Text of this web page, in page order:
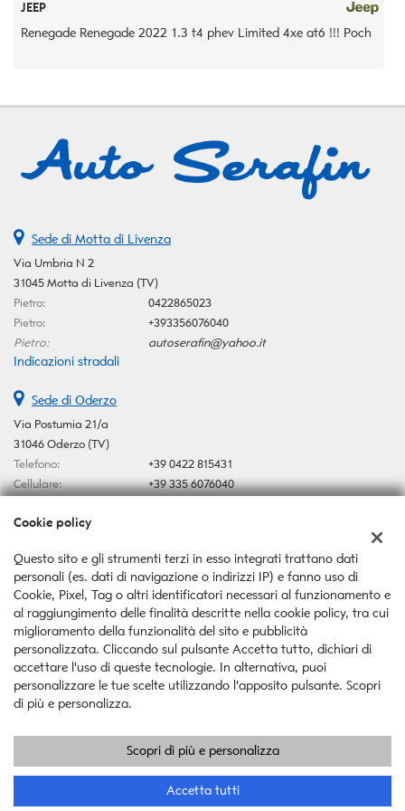
JEEP
Renegade Renegade 2022 1.3 t4 phev Limited 4xe at6 !!! Poch
Sede di Motta di Livenza
Via Umbria N 2
31045 Motta di Livenza (TV)
Pietro:
0422865023
Pietro:
+393356076040
Pietro:
autoserafin@yahoo.it
Indicazioni stradali
Sede di Oderzo
Via Postumia 21/a
31046 Oderzo (TV)
Telefono:
+39 0422 815431
Cellulare:
+39 335 6076040
Indicazioni stradali
Dati fiscali:
Auto Serafin Snc
Via Postumia 21/a, Oderzo (TV)
C.F/P.IVA:03546370267
Registro delle imprese:TV
Copyright © 2026 GestionaleAuto.com S.r.l., Tutti i diritti riservati -
Leggi l'informativa sulla privacy-Cookie Policy
GestionaleAuto.com
Cookie policy
Questo sito e gli strumenti terzi in esso integrati trattano dati
personali (es. dati di navigazione o indirizzi IP) e fanno uso di
Cookie, Pixel, Tag o altri identificatori necessari al funzionamento e
al raggiungimento delle finalità descritte nella cookie policy, tra cui
miglioramento della funzionalità del sito e pubblicità
personalizzata. Cliccando sul pulsante Accetta tutto, dichiari di
accettare l'uso di queste tecnologie. In alternativa, puoi
personalizzare le tue scelte utilizzando l'apposito pulsante. Scopri
di più e personalizza.
Scopri di più e personalizza
Accetta tutti